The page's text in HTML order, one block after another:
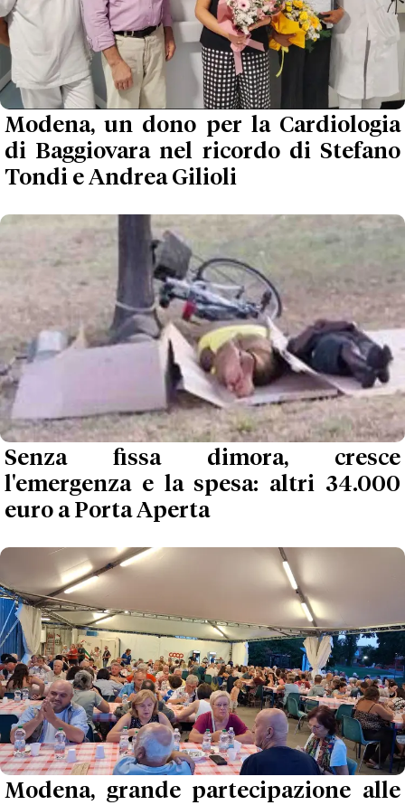
Modena, un dono per la Cardiologia
di Baggiovara nel ricordo di Stefano
Tondi e Andrea Gilioli
Senza fissa dimora, cresce
l'emergenza e la spesa: altri 34.000
euro a Porta Aperta
Modena, grande partecipazione alle